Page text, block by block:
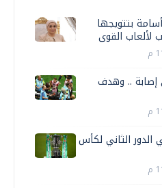
بتتويجها
لألعاب القوى
إصابة .. وهدف
الثاني لكأس